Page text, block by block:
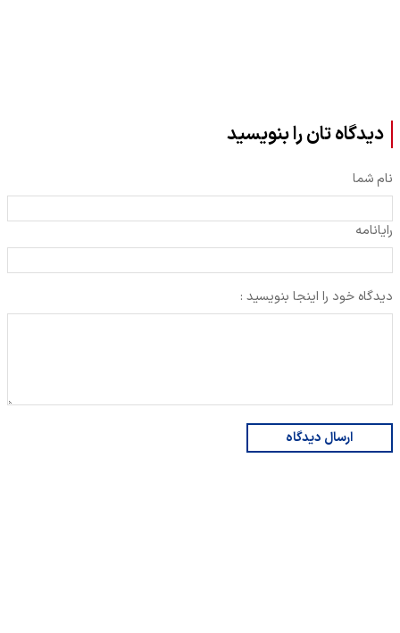
دیدگاه تان را بنویسید
نام شما
رایانامه
دیدگاه خود را اینجا بنویسید :
ارسال دیدگاه